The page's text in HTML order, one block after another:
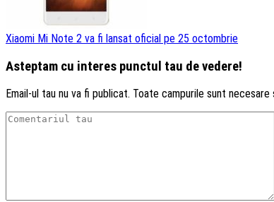
Xiaomi Mi Note 2 va fi lansat oficial pe 25 octombrie
Asteptam cu interes punctul tau de vedere!
Email-ul tau nu va fi publicat. Toate campurile sunt